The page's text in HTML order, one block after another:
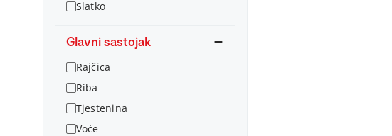
Slatko
Glavni sastojak
Rajčica
Riba
Tjestenina
Voće